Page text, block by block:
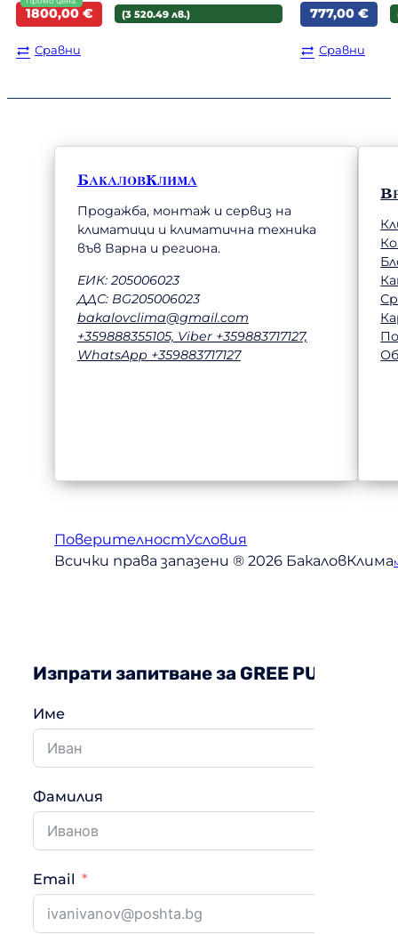
Original
price
was:
1800,00 €
Текущата
цена
е:
(3 520.49 лв.)
Сравни
777,00 €
Сравни
БакаловКлима
Продажба, монтаж и сервиз на
климатици и климатична техника
във Варна и региона.
ЕИК: 205006023
ДДС: BG205006023
bakalovclima@gmail.com
+359888355105, Viber +359883717127,
WhatsApp +359883717127
ПоверителностУсловия
Всички права запазени ® 2026 БакаловКлима
Изпрати запитване за GREE PULAR II
Име
Фамилия
Email